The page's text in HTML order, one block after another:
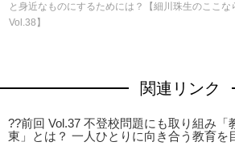
と身近なものにするためには？【細川珠生のここな
Vol.38】
関連リンク
??前回 Vol.37 不登校問題にも取り組み「
東」とは？ 一人ひとりに向き合う教育を